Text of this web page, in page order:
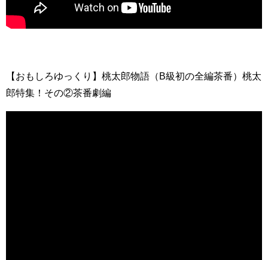
【おもしろゆっくり】桃太郎物語（B級初の全編茶番）桃太
郎特集！その②茶番劇編